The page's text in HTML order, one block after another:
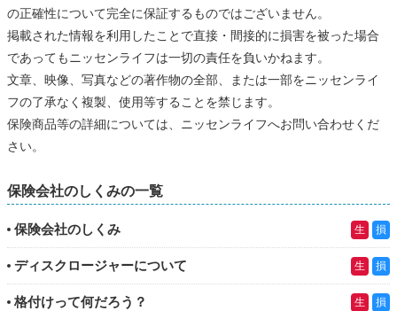
の正確性について完全に保証するものではございません。
掲載された情報を利用したことで直接・間接的に損害を被った場合
であってもニッセンライフは一切の責任を負いかねます。
文章、映像、写真などの著作物の全部、または一部をニッセンライ
フの了承なく複製、使用等することを禁じます。
保険商品等の詳細については、ニッセンライフへお問い合わせくだ
さい。
保険会社のしくみの一覧
保険会社のしくみ 生 損
ディスクロージャーについて 生 損
格付けって何だろう？ 生 損